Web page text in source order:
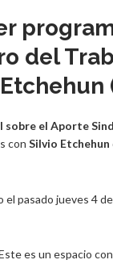
del
sobre el Aporte
con Silvio Etchehun
pasado jueves 4
es un espacio